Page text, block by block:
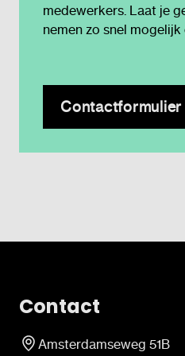
medewerkers. Laat je
nemen zo snel
Contactformulier
Contact
Amsterdamseweg 51B